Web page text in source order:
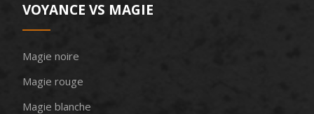
VOYANCE VS MAGIE
Magie noire
Magie rouge
Magie blanche